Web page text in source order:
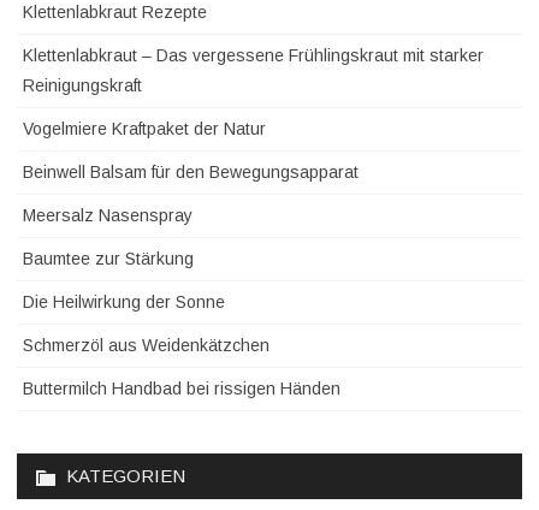
Klettenlabkraut Rezepte
Klettenlabkraut – Das vergessene Frühlingskraut mit starker
Reinigungskraft
Vogelmiere Kraftpaket der Natur
Beinwell Balsam für den Bewegungsapparat
Meersalz Nasenspray
Baumtee zur Stärkung
Die Heilwirkung der Sonne
Schmerzöl aus Weidenkätzchen
Buttermilch Handbad bei rissigen Händen
KATEGORIEN